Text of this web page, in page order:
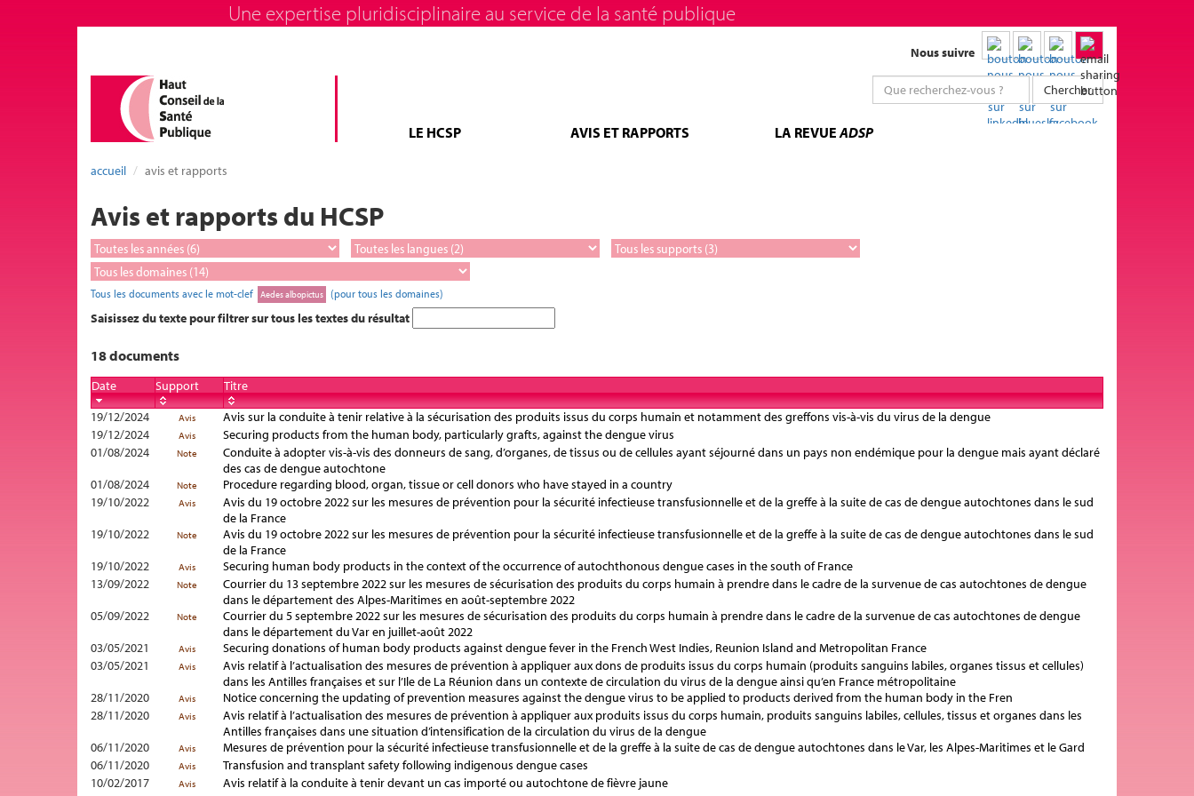
Une expertise pluridisciplinaire au service de la santé publique
Nous suivre
Chercher
LE HCSP AVIS ET RAPPORTS LA REVUEADSP
accueil avis et rapports
Avis et rapports du HCSP
Tous les documents avec le mot-clef Aedes albopictus (pour tous les domaines)
Saisissez du texte pour filtrer sur tous les textes du résultat
18 documents
Date Support
Titre
19/12/2024
Avis
Avis sur la conduite à tenir relative à la sécurisation des produits issus du corps humain et notamment des greffons vis-à-vis du virus de la dengue
19/12/2024
Avis
Securing products from the human body, particularly grafts, against the dengue virus
01/08/2024
Note
Conduite à adopter vis-à-vis des donneurs de sang, d’organes, de tissus ou de cellules ayant séjourné dans un pays non endémique pour la dengue mais ayant déclaré
des cas de dengue autochtone
01/08/2024
Note
Procedure regarding blood, organ, tissue or cell donors who have stayed in a country
19/10/2022
Avis
Avis du 19 octobre 2022 sur les mesures de prévention pour la sécurité infectieuse transfusionnelle et de la greffe à la suite de cas de dengue autochtones dans le sud
de la France
19/10/2022
Note
Avis du 19 octobre 2022 sur les mesures de prévention pour la sécurité infectieuse transfusionnelle et de la greffe à la suite de cas de dengue autochtones dans le sud
de la France
19/10/2022
Avis
Securing human body products in the context of the occurrence of autochthonous dengue cases in the south of France
13/09/2022
Note
Courrier du 13 septembre 2022 sur les mesures de sécurisation des produits du corps humain à prendre dans le cadre de la survenue de cas autochtones de dengue
dans le département des Alpes-Maritimes en août-septembre 2022
05/09/2022
Note
Courrier du 5 septembre 2022 sur les mesures de sécurisation des produits du corps humain à prendre dans le cadre de la survenue de cas autochtones de dengue
dans le département du Var en juillet-août 2022
03/05/2021
Avis
Securing donations of human body products against dengue fever in the French West Indies, Reunion Island and Metropolitan France
03/05/2021
Avis
Avis relatif à l’actualisation des mesures de prévention à appliquer aux dons de produits issus du corps humain (produits sanguins labiles, organes tissus et cellules)
dans les Antilles françaises et sur l’Ile de La Réunion dans un contexte de circulation du virus de la dengue ainsi qu’en France métropolitaine
28/11/2020
Avis
Notice concerning the updating of prevention measures against the dengue virus to be applied to products derived from the human body in the Fren
28/11/2020
Avis
Avis relatif à l’actualisation des mesures de prévention à appliquer aux produits issus du corps humain, produits sanguins labiles, cellules, tissus et organes dans les
Antilles françaises dans une situation d’intensification de la circulation du virus de la dengue
06/11/2020
Avis
Mesures de prévention pour la sécurité infectieuse transfusionnelle et de la greffe à la suite de cas de dengue autochtones dans le Var, les Alpes-Maritimes et le Gard
06/11/2020
Avis
Transfusion and transplant safety following indigenous dengue cases
10/02/2017
Avis
Avis relatif à la conduite à tenir devant un cas importé ou autochtone de fièvre jaune